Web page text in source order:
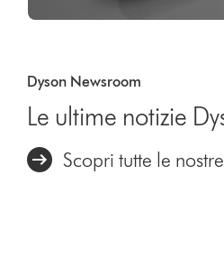
Dyson Newsroom
Le ultime notizie
Scopri tutte le